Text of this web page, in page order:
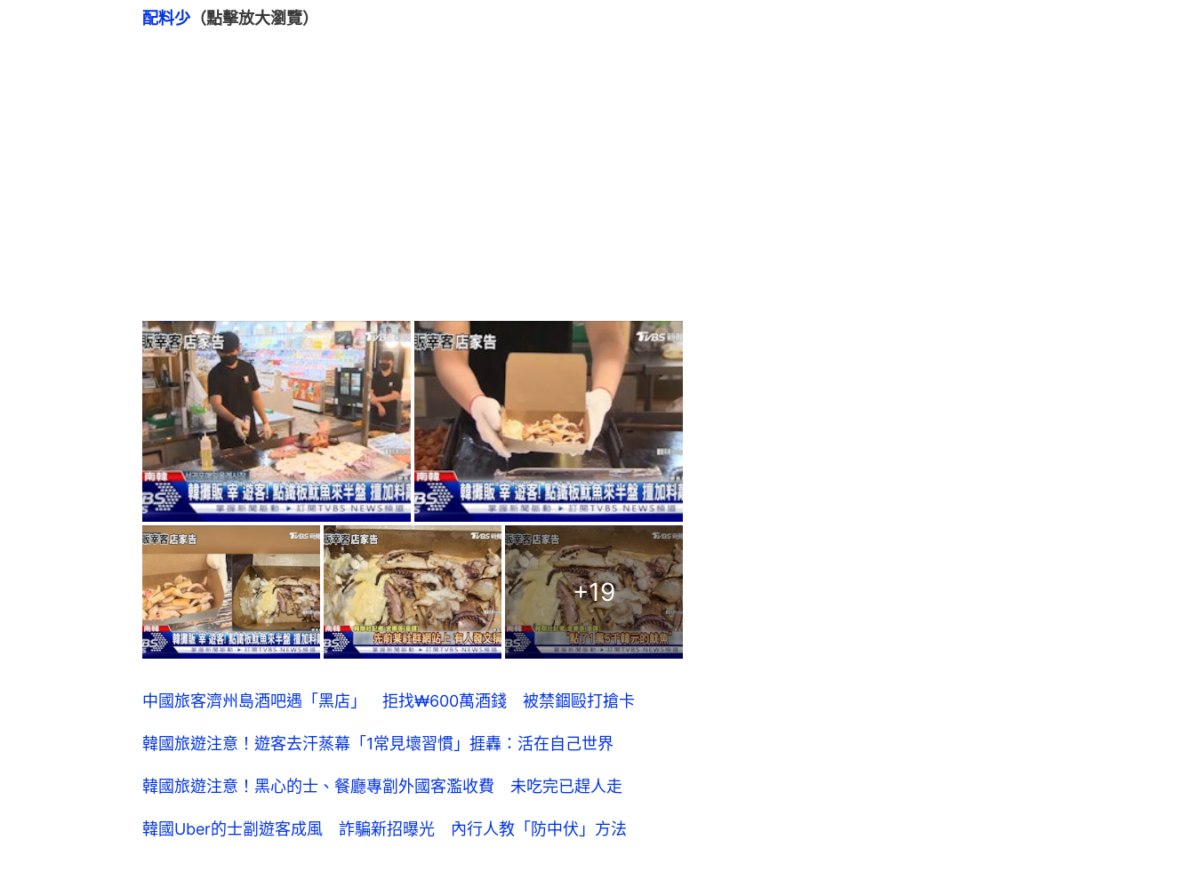
配料少 （點擊放大瀏覽）
+19
中國旅客濟州島酒吧遇「黑店」 拒找₩600萬酒錢 被禁錮毆打搶卡
韓國旅遊注意！遊客去汗蒸幕「1常見壞習慣」捱轟：活在自己世界
韓國旅遊注意！黑心的士、餐廳專劏外國客濫收費 未吃完已趕人走
韓國Uber的士劏遊客成風 詐騙新招曝光 內行人教「防中伏」方法